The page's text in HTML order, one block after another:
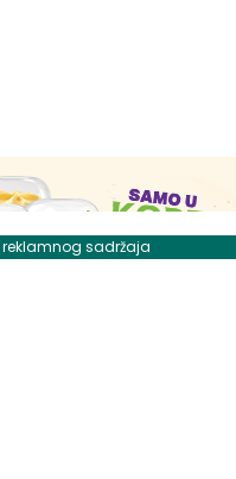
reklamnog sadržaja